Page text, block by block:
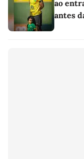
ao
antes